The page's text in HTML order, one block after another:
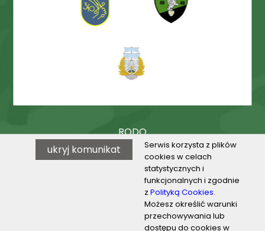
RODO
Procedury
© 2026 VILO w Toruniu
Serwis korzysta z plików
cookies w celach
statystycznych i
funkcjonalnych i zgodnie
z Polityką Cookies.
Możesz określić warunki
przechowywania lub
dostępu do cookies w
ukryj komunikat